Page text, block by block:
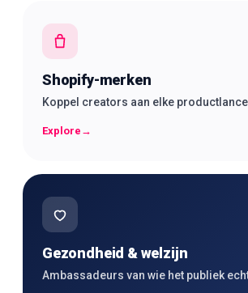
Shopify-merken
Koppel creators aan elke
Explore →
Gezondheid & welzijn
Ambassadeurs van wie het publiek